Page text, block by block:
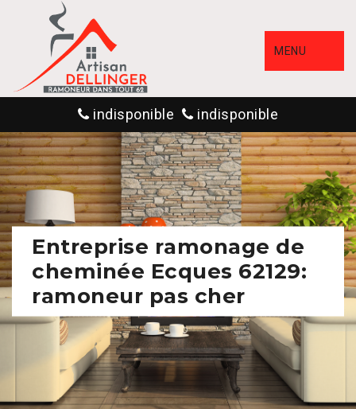
MENU
indisponible indisponible
Entreprise ramonage de
cheminée Ecques 62129:
ramoneur pas cher